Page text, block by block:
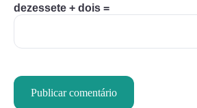
dezessete + dois =